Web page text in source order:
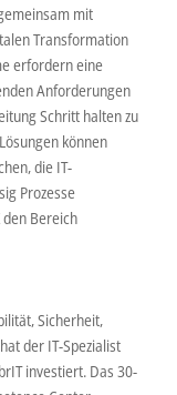
mit
Transformation
erfordern eine
Anforderungen
Schritt halten zu
können
die IT-
Prozesse
Bereich
Sicherheit,
der IT-Spezialist
investiert. Das 30-